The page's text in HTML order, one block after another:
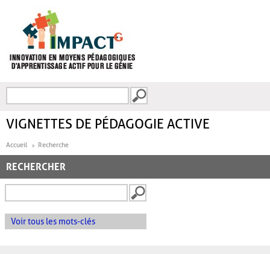
FORMULAIRE DE
VIGNETTES DE PÉDAGOGIE ACTIVE
Accueil Recherche
RECHERCHER
Voir tous les mots-clés